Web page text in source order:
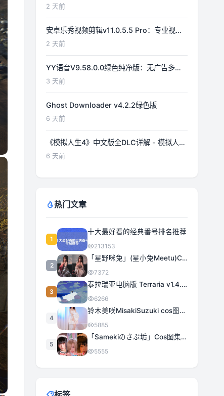
功能详解
2 天前
安卓乐秀视频剪辑v11.0.5.5 Pro：专业视频
编辑工具详解
2 天前
YY语音V9.58.0.0绿色纯净版：无广告多开
体验优化
3 天前
Ghost Downloader v4.2.2绿色版
6 天前
《模拟人生4》中文版全DLC详解 - 模拟人生
游戏指南
6 天前
热门文章
1
十大最好看的经典番号排名推荐
213153
2
「星野咪兔」(星小兔Meetu)COS图集全部作品合集 [持续更新]
7372
3
泰拉瑞亚电脑版 Terraria v1.4.5.3 豪华中文 | 全DLC|解压即撸
6266
4
铃木美咲MisakiSuzuki cos图集合集打包下载 363套日系治愈女神精选
5885
5
「Samekiのさぶ垢」Cos图集全部作品作品合集[持续更新] 甜美与性感的完美融合
5555